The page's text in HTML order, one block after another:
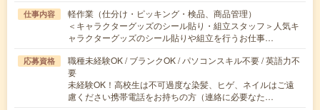
仕事内容
軽作業（仕分け・ピッキング・検品、商品管理）
＜キャラクターグッズのシール貼り・組立スタッフ＞人気キ
ャラクターグッズのシール貼りや組立を行うお仕事…
応募資格
職種未経験OK / ブランクOK / パソコンスキル不要 / 英語力不
要
未経験OK！高校生は不可過度な染髪、ヒゲ、ネイルはご遠
慮ください携帯電話をお持ちの方（連絡に必要なた…